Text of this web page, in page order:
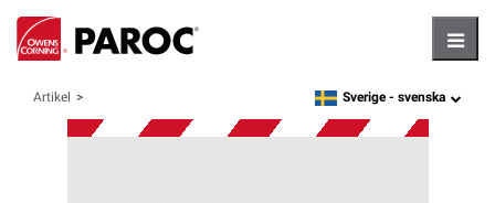
Artikel language
Sverige - svenska